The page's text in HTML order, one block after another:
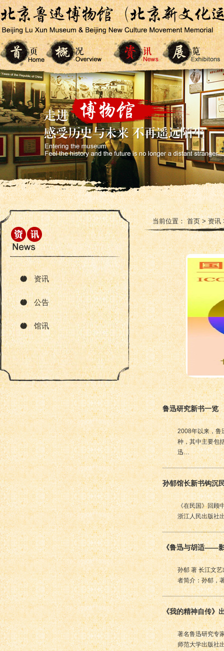
资讯
公告
馆讯
当前位置：首页>资讯
鲁迅研究新书一览
2008年以来，鲁
种，其中主要包
迅…
孙郁馆长新书钩沉
《在民国》回顾
浙江人民出版社
《鲁迅与胡适——影
孙郁 著 长江文
者简介：孙郁，
《我的精神自传》
著名鲁迅研究专
师范大学出版社